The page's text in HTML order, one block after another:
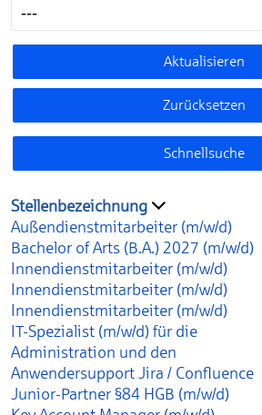
---
Aktualisieren
Zurücksetzen
Schnellsuche
Stellenbezeichnung
Außendienstmitarbeiter (m/w/d)
Bachelor of Arts (B.A.) 2027 (m/w/d)
Innendienstmitarbeiter (m/w/d)
Innendienstmitarbeiter (m/w/d)
Innendienstmitarbeiter (m/w/d)
IT-Spezialist (m/w/d) für die
Administration und den
Anwendersupport Jira / Confluence
Junior-Partner §84 HGB (m/w/d)